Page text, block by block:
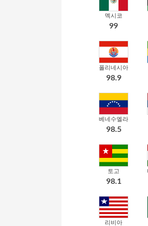
멕시코
99
폴리네시아
98.9
베네수엘라
98.5
토고
98.1
리비아